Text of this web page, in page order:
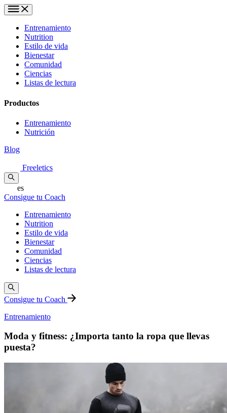
Entrenamiento
Nutrition
Estilo de vida
Bienestar
Comunidad
Ciencias
Listas de lectura
Productos
Entrenamiento
Nutrición
Blog
Freeletics
es
Consigue tu Coach
Entrenamiento
Nutrition
Estilo de vida
Bienestar
Comunidad
Ciencias
Listas de lectura
Consigue tu Coach
Entrenamiento
Moda y fitness: ¿Importa tanto la ropa que llevas
puesta?